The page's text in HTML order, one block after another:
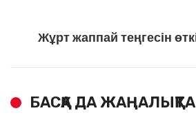
Жұрт жаппай теңгесін
БАСҚА ДА